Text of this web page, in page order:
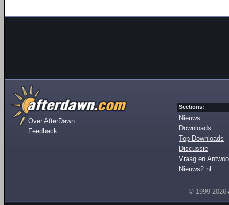
Over AfterDawn
Feedback
Sections:
Nieuws
Downloads
Top Downloads
Discussie
Vraag en
Nieuws2.nl
© 1999-2026